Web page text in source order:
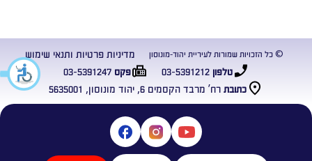
כתובת רח’ מרבד הקסמים 6, יהוד מונוסון, 5635001
טלפון03-5391212 פקס03-5391247
© כל הזכויות שמורות לעיריית יהוד-מונוסון מדיניות פרטיות ותנאי שימוש